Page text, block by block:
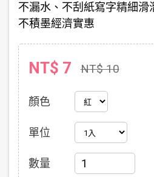
不漏水、不刮紙寫字精細滑
不積墨經濟實惠
NT$ 7 NT$ 10
顏色
單位
數量